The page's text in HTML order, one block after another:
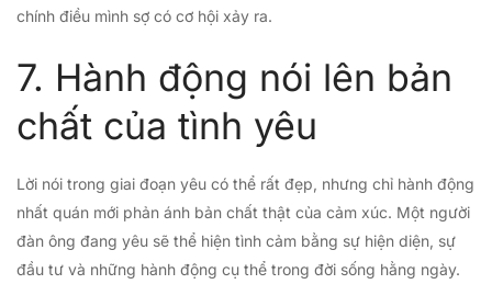
chính điều mình sợ có cơ hội xảy ra.
7. Hành động nói lên bản
chất của tình yêu
Lời nói trong giai đoạn yêu có thể rất đẹp, nhưng chỉ hành động
nhất quán mới phản ánh bản chất thật của cảm xúc. Một người
đàn ông đang yêu sẽ thể hiện tình cảm bằng sự hiện diện, sự
đầu tư và những hành động cụ thể trong đời sống hằng ngày.